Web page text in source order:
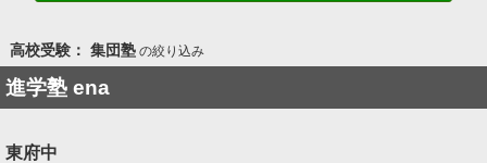
高校受験： 集団塾の絞り込み
進学塾 ena
東府中